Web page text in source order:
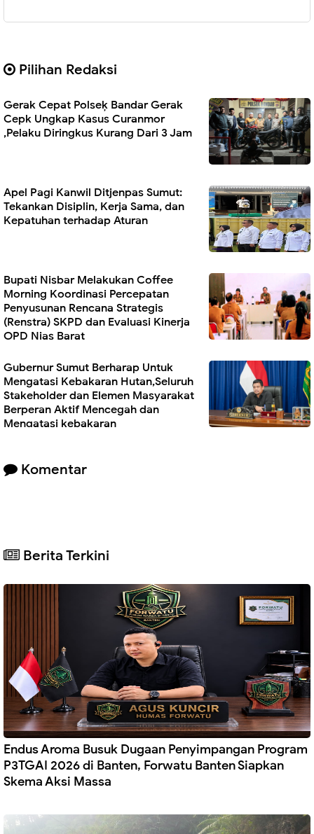
Pilihan Redaksi
Gerak Cepat Polseķ Bandar Gerak
Cepk Ungkap Kasus Curanmor
,Pelaku Diringkus Kurang Dari 3 Jam
Apel Pagi Kanwil Ditjenpas Sumut:
Tekankan Disiplin, Kerja Sama, dan
Kepatuhan terhadap Aturan
Bupati Nisbar Melakukan Coffee
Morning Koordinasi Percepatan
Penyusunan Rencana Strategis
(Renstra) SKPD dan Evaluasi Kinerja
OPD Nias Barat
Gubernur Sumut Berharap Untuk
Mengatasi Kebakaran Hutan,Seluruh
Stakeholder dan Elemen Masyarakat
Berperan Aktif Mencegah dan
Mengatasi kebakaran
Komentar
Berita Terkini
Endus Aroma Busuk Dugaan Penyimpangan Program
P3TGAI 2026 di Banten, Forwatu Banten Siapkan
Skema Aksi Massa